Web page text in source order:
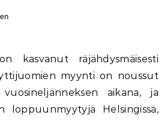
kasvanut räjähdysmäisesti
myynti on noussut
aikana, ja
Helsingissä,